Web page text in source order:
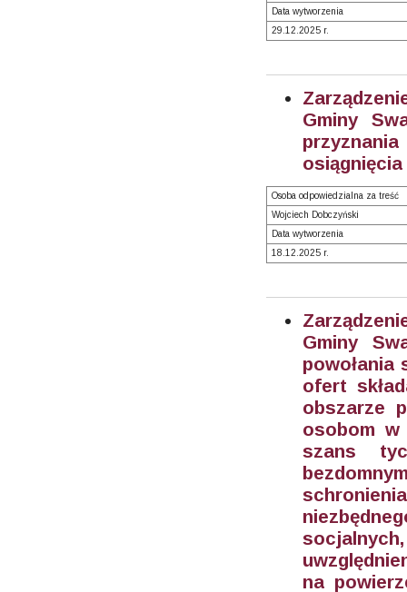
Data wytworzenia
29.12.2025 r.
Gminy
Osoba odpowiedzialna za treść
Wojciech Dobczyński
Data wytworzenia
18.12.2025 r.
Gminy
powołania
ofert
obszarze
osobom
szans
na